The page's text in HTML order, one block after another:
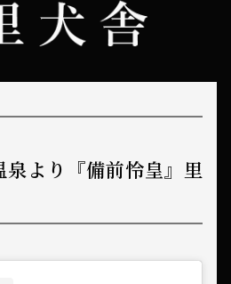
より『備前怜皇』里